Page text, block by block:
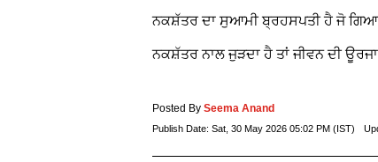
ਨਕਸ਼ੱਤਰ ਦਾ ਸੁਆਮੀ ਬ੍ਰਹਸਪਤੀ ਹੈ ਜੋ
ਨਕਸ਼ੱਤਰ ਨਾਲ ਜੁੜਦਾ ਹੈ ਤਾਂ ਜੀਵਨ ਦੀ
Posted By Seema Anand
Publish Date: Sat, 30 May 2026 05:02 PM (IST)